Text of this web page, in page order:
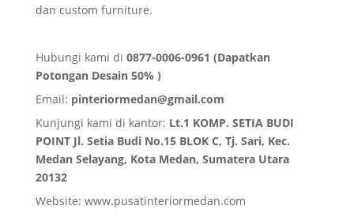
dan custom furniture.
Hubungi kami di 0877-0006-0961 (Dapatkan
Potongan Desain 50% )
Email: pinteriormedan@gmail.com
Kunjungi kami di kantor: Lt.1 KOMP. SETIA BUDI
POINT Jl. Setia Budi No.15 BLOK C, Tj. Sari, Kec.
Medan Selayang, Kota Medan, Sumatera Utara
20132
Website: www.pusatinteriormedan.com